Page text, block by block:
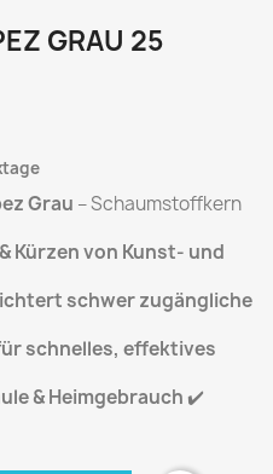
GRAU 25
Grau – Schaumstoffkern
Kürzen von Kunst- und
schwer zugängliche
schnelles, effektives
& Heimgebrauch ✔️